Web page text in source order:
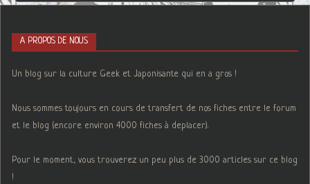
A PROPOS DE NOUS
Un blog sur la culture Geek et Japonisante qui en a gros !
Nous sommes toujours en cours de transfert de nos fiches entre le forum
et le blog (encore environ 4000 fiches à deplacer).
Pour le moment, vous trouverez un peu plus de 3000 articles sur ce blog
!